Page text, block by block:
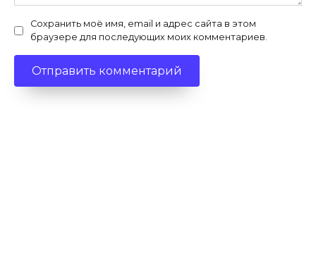
Сохранить моё имя, email и адрес сайта в этом
браузере для последующих моих комментариев.